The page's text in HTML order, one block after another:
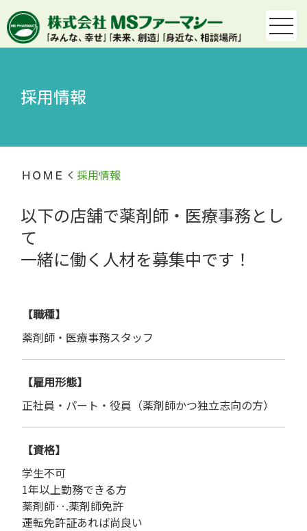
採用情報
ＨＯＭＥ 採用情報
以下の店舗で薬剤師・医療事務とし
て
一緒に働く人材を募集中です！
【職種】
薬剤師・医療事務スタッフ
【雇用形態】
正社員・パート・役員（薬剤師かつ独立志向の方）
【資格】
学生不可
1年以上勤務できる方
薬剤師‥.薬剤師免許
運転免許証あれば尚良い